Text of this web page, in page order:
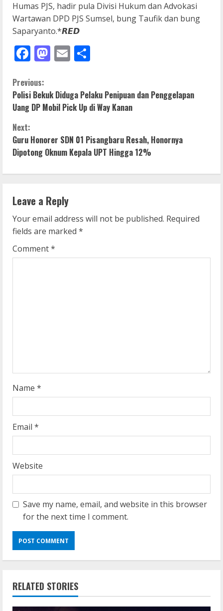
Humas PJS, hadir pula Divisi Hukum dan Advokasi
Wartawan DPD PJS Sumsel, bung Taufik dan bung
Saparyanto.*𝙍𝙀𝘿
Facebook
Mastodon
Email
C
o
n
t
i
n
u
e
R
g
Previous:
Polisi Bekuk Diduga Pelaku Penipuan dan Penggelapan
Uang DP Mobil Pick Up di Way Kanan
Next:
Guru Honorer SDN 01 Pisangbaru Resah, Honornya
Dipotong Oknum Kepala UPT Hingga 12%
Leave a Reply
Your email address will not be published. Required
fields are marked *
Comment*
Name *
Email *
Website
Save my name, email, and website in this browser
for the next time I comment.
RELATED STORIES